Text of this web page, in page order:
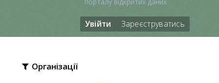
Увійти Зареєструватись
Організації